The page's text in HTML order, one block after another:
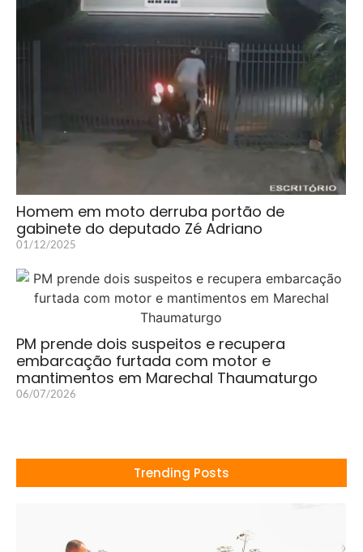
Homem em moto derruba portão de
gabinete do deputado Zé Adriano
01/12/2025
PM prende dois suspeitos e recupera
embarcação furtada com motor e
mantimentos em Marechal Thaumaturgo
06/07/2026
Trending Posts